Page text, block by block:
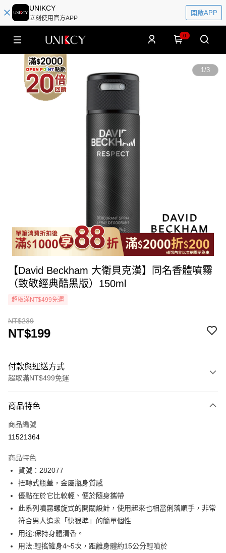
UNIKCY
立刻使用官方APP
開啟APP
0
1/3
【David Beckham 大衛貝克漢】同名香體噴霧
（致敬經典酷黑版）150ml
超取滿NT$499免運
NT$239
NT$199
付款與運送方式
超取滿NT$499免運
icash Pay
信用卡一次付款
LINE Pay
Apple Pay
街口支付
悠遊付
Google Pay
商品特色
商品編號
11521364
商品特色
貨號：282077
扭轉式瓶蓋，金屬瓶身質感
優點在於它比較輕、便於隨身攜帶
此系列噴霧螺旋式的開關設計，使用起來也相當俐落順手，非常
符合男人追求「快狠準」的簡單個性
用途:保持身體清香。
用法:輕搖罐身4~5次，距離身體約15公分輕噴於